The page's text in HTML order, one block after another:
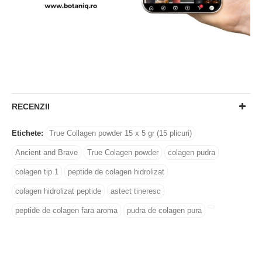
RECENZII
Etichete: True Collagen powder 15 x 5 gr (15 plicuri)
Ancient and Brave True Colagen powder colagen pudra
colagen tip 1 peptide de colagen hidrolizat
colagen hidrolizat peptide astect tineresc
peptide de colagen fara aroma pudra de colagen pura